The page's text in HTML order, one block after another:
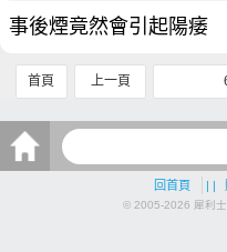
事後煙竟然會引起陽痿
首頁 上一頁
回首頁 | |
© 2005-2026 犀利士